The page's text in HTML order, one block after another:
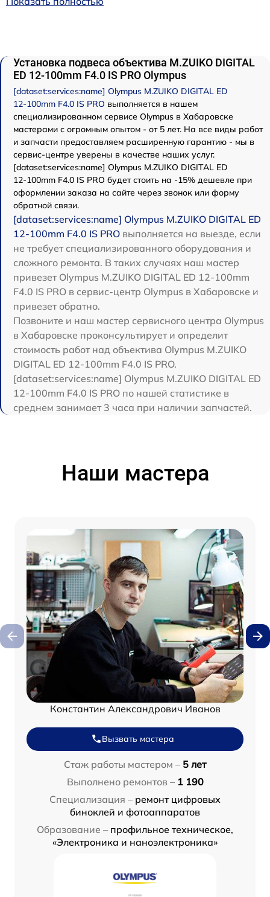
Установка подвеса объектива M.ZUIKO DIGITAL
ED 12‑100mm F4.0 IS PRO Olympus
[dataset:services:name] Olympus M.ZUIKO DIGITAL ED
12‑100mm F4.0 IS PRO выполняется в нашем
специализированном сервисе Olympus в Хабаровске
мастерами с огромным опытом - от 5 лет. На все виды работ
и запчасти предоставляем расширенную гарантию - мы в
сервис-центре уверены в качестве наших услуг.
[dataset:services:name] Olympus M.ZUIKO DIGITAL ED
12‑100mm F4.0 IS PRO будет стоить на -15% дешевле при
оформлении заказа на сайте через звонок или форму
обратной связи.
[dataset:services:name] Olympus M.ZUIKO DIGITAL ED
12‑100mm F4.0 IS PRO выполняется на выезде, если
не требует специализированного оборудования и
сложного ремонта. В таких случаях наш мастер
привезет Olympus M.ZUIKO DIGITAL ED 12‑100mm
F4.0 IS PRO в сервис-центр Olympus в Хабаровске и
привезет обратно.
Позвоните и наш мастер сервисного центра Olympus
в Хабаровске проконсультирует и определит
стоимость работ над объектива Olympus M.ZUIKO
DIGITAL ED 12‑100mm F4.0 IS PRO.
[dataset:services:name] Olympus M.ZUIKO DIGITAL ED
12‑100mm F4.0 IS PRO по нашей статистике в
среднем занимает 3 часа при наличии запчастей.
Наши мастера
Константин Александрович Иванов
Вызвать мастера
Стаж работы мастером – 5 лет
Выполнено ремонтов – 1 190
Специализация – ремонт цифровых
биноклей и фотоаппаратов
Образование – профильное техническое,
«Электроника и наноэлектроника»